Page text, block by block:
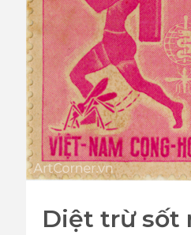
Diệt trừ sốt